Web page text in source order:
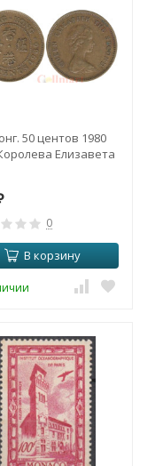
50 центов 1980
Елизавета
0
В корзину